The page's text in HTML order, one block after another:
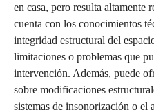
en casa, pero resulta altamente
cuenta con los conocimientos
integridad estructural del
limitaciones o problemas que
intervención. Además, puede
sobre modificaciones
sistemas de insonorización o el